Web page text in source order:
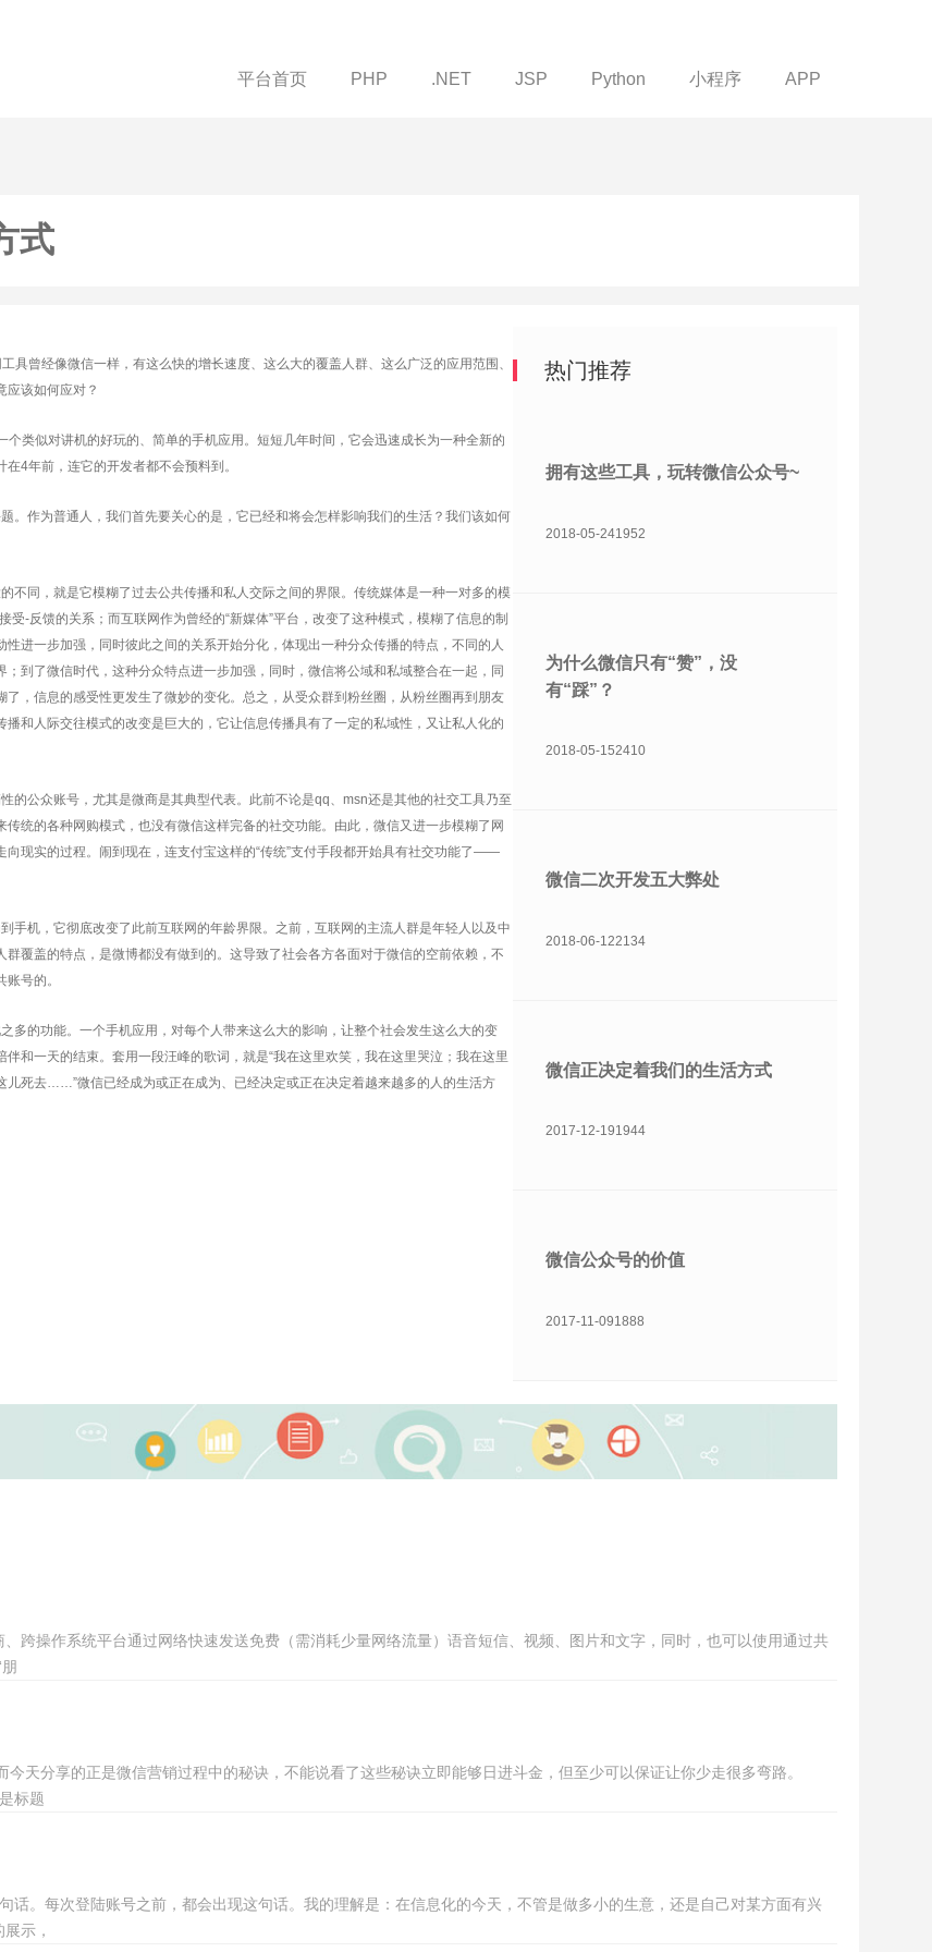
平台首页 PHP .NET JSP Python 小程序 APP
式
热门推荐
拥有这些工具，玩转微信公众号~
2018-05-241952
为什么微信只有“赞”，没
有“踩”？
2018-05-152410
微信二次开发五大弊处
2018-06-122134
微信正决定着我们的生活方式
2017-12-191944
微信公众号的价值
2017-11-091888
曾经像微信一样，有这么快的增长速度、这么大的覆盖人群、这么广泛的应用范围、
应该如何应对？
类似对讲机的好玩的、简单的手机应用。短短几年时间，它会迅速成长为一种全新的
4年前，连它的开发者都不会预料到。
作为普通人，我们首先要关心的是，它已经和将会怎样影响我们的生活？我们该如何
同，就是它模糊了过去公共传播和私人交际之间的界限。传统媒体是一种一对多的模
-反馈的关系；而互联网作为曾经的“新媒体”平台，改变了这种模式，模糊了信息的制
进一步加强，同时彼此之间的关系开始分化，体现出一种分众传播的特点，不同的人
到了微信时代，这种分众特点进一步加强，同时，微信将公域和私域整合在一起，同
，信息的感受性更发生了微妙的变化。总之，从受众群到粉丝圈，从粉丝圈再到朋友
和人际交往模式的改变是巨大的，它让信息传播具有了一定的私域性，又让私人化的
公众账号，尤其是微商是其典型代表。此前不论是qq、msn还是其他的社交工具乃至
统的各种网购模式，也没有微信这样完备的社交功能。由此，微信又进一步模糊了网
现实的过程。闹到现在，连支付宝这样的“传统”支付手段都开始具有社交功能了——
机，它彻底改变了此前互联网的年龄界限。之前，互联网的主流人群是年轻人以及中
覆盖的特点，是微博都没有做到的。这导致了社会各方各面对于微信的空前依赖，不
号的。
的功能。一个手机应用，对每个人带来这么大的影响，让整个社会发生这么大的变
和一天的结束。套用一段汪峰的歌词，就是“我在这里欢笑，我在这里哭泣；我在这里
死去……”微信已经成为或正在成为、已经决定或正在决定着越来越多的人的生活方
跨操作系统平台通过网络快速发送免费（需消耗少量网络流量）语音短信、视频、图片和文字，同时，也可以使用通过共
今天分享的正是微信营销过程中的秘诀，不能说看了这些秘诀立即能够日进斗金，但至少可以保证让你少走很多弯路。
标题
话。每次登陆账号之前，都会出现这句话。我的理解是：在信息化的今天，不管是做多小的生意，还是自己对某方面有兴
示，